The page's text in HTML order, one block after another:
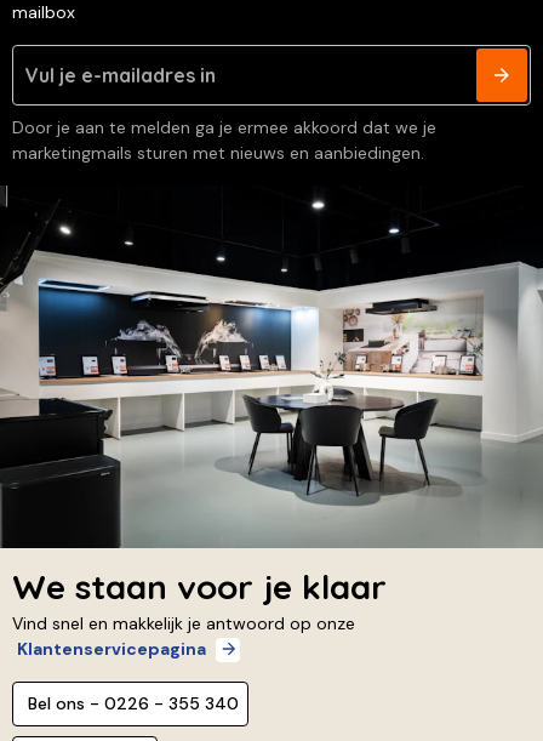
mailbox
Door je aan te melden ga je ermee akkoord dat we je
marketingmails sturen met nieuws en aanbiedingen.
We staan voor je klaar
Vind snel en makkelijk je antwoord op onze
Klantenservicepagina
Bel ons - 0226 - 355 340